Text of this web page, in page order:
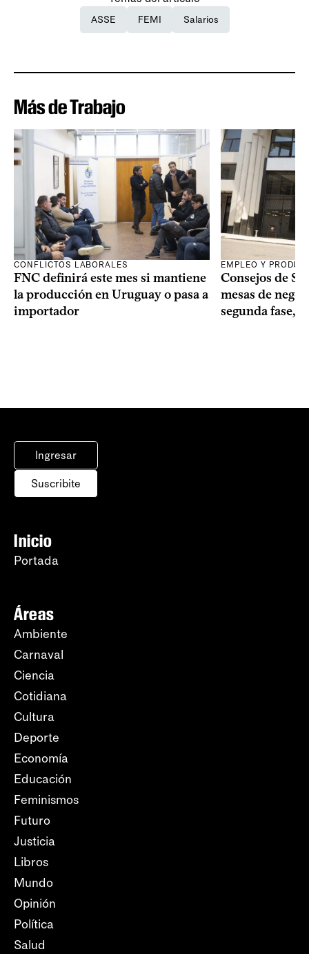
ASSE FEMI Salarios
Más de Trabajo
CONFLICTOS LABORALES
FNC definirá este mes si mantiene
la producción en Uruguay o pasa a
importador
EMPLEO Y
Consejos de
mesas de
segunda fase,
Ingresar
Suscribite
Inicio
Portada
Áreas
Ambiente
Carnaval
Ciencia
Cotidiana
Cultura
Deporte
Economía
Educación
Feminismos
Futuro
Justicia
Libros
Mundo
Opinión
Política
Salud